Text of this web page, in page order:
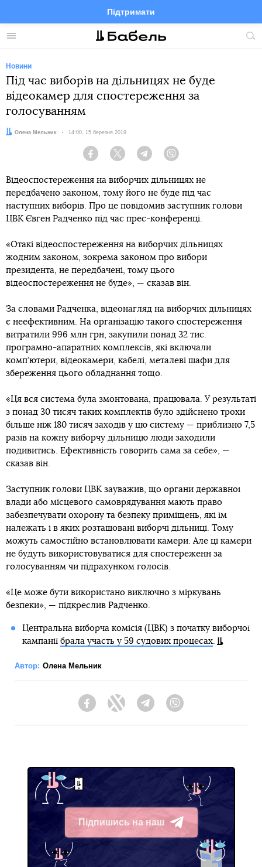
Меню
Підтримати
FacebookTelegramTwitter
Новини
Під час виборів на дільницях не буде
відеокамер для спостереження за
голосуванням
Автор:
Олена Мельник Дата:
14:00, 15 березня 2019
Facebook Twitter Telegram
Відеоспостереження на виборчих дільницях не
передбачено законом, тому його не буде під час
наступних виборів. Про це повідомив заступник голови
ЦВК Євген Радченко під час прес-конференці.
«Отакі відеоспостереження на виборчих дільницях
жодним законом, зокрема законом про вибори
президента, не передбачені, тому цього
відеоспостереження не буде», — сказав він.
За словами Радченка, відеонагляд на виборчих дільницях
є неефективним. На організацію такого спостереження
витратили 996 млн грн, закупили понад 32 тис.
програмно-апаратних комплексів, які включали
комп’ютери, відеокамери, кабелі, металеві шафи для
збереження цього обладнання тощо.
«Ця вся система була змонтована, працювала. У результаті
з понад 30 тисяч таких комплектів було здійснено трохи
більше ніж 180 тисяч заходів у цю систему — приблизно 7,5
разів на кожну виборчу дільницю люди заходили
подивитись. Ефективність говорить сама за себе», —
сказав він.
Заступник голови ЦВК зауважив, що органи державної
влади або місцевого самоврядування мають право
забезпечувати охорону та безпеку приміщень, які їм
належать і в яких розташовані виборчі дільниці. Тому
можуть самостійно встановлювати камери. Але ці камери
не будуть використовуватися для спостереженн за
голосуванням чи підрахунком голосів.
«Це може бути використано виключно з міркувань
безпеки», — підкреслив Радченко.
Центральна виборча комісія (ЦВК) з початку виборчої
кампанії брала участь у 59 судових процесах.
Автор: Олена Мельник
FacebookTwitter Telegram
Підпишись на наш
Telegram